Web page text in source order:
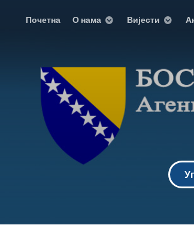
Почетна О нама Вијести